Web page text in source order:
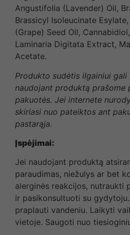
Angustifolia (Lavender) Oil,
Brassicyl Isoleucinate
(Grape) Seed Oil,
Laminaria Digitata Extract,
Acetate.
Produkto sudėtis ilgainiui gali
naudojant produktą prašome
pakuotės. Jei internete
skiriasi nuo pateiktos ant
pastarąja.
Įspėjimai:
Jei naudojant produktą
paraudimas, niežulys ar bet
alerginės reakcijos, nutraukti
ir pasikonsultuoti su
praplauti vandeniu. Laikyti
vietoje. Saugoti nuo